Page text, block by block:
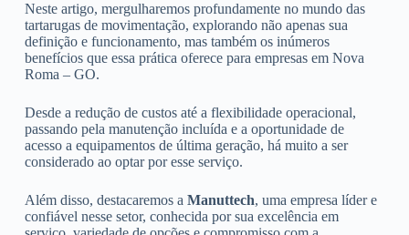
Neste artigo, mergulharemos profundamente no mundo das
tartarugas de movimentação, explorando não apenas sua
definição e funcionamento, mas também os inúmeros
benefícios que essa prática oferece para empresas em Nova
Roma – GO.
Desde a redução de custos até a flexibilidade operacional,
passando pela manutenção incluída e a oportunidade de
acesso a equipamentos de última geração, há muito a ser
considerado ao optar por esse serviço.
Além disso, destacaremos a Manuttech, uma empresa líder e
confiável nesse setor, conhecida por sua excelência em